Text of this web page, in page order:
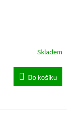
Skladem
Do košíku